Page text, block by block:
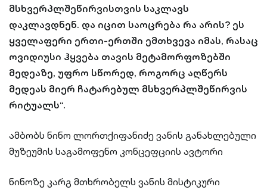
მსხვერპლშეწირვისთვის საკლავს
დაკლავდნენ. და იცით საოცრება რა არის? ეს
ყველაფერი ერთი-ერთში ემთხვევა იმას, რასაც
ოვიდიუსი ჰყვება თავის მეტამორფოზებში
მედეაზე, უფრო სწორედ, როგორც აღწერს
მედეას მიერ ჩატარებულ მსხვერპლშეწირვის
რიტუალს“.
ამბობს ნინო ლორთქიფანიძე ვანის განახლებული
მუზეუმის საგამოფენო კონცეფციის ავტორი
ნინოზე კარგ მთხრობელს ვანის მისტიკური